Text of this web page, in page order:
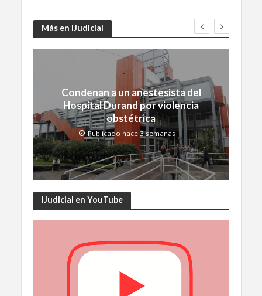
Más en iJudicial
Condenan a un anestesista del
Hospital Durand por violencia
obstétrica
Publicado hace 3 semanas
iJudicial en YouTube